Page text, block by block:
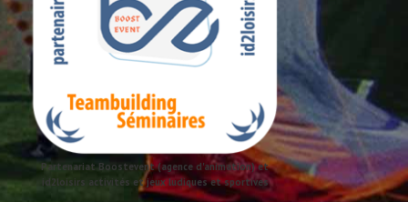
Partenariat Boostevent (agence d'animation) et
id2loisirs activités et jeux ludiques et sportives